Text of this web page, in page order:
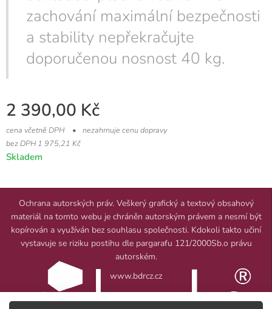
zachování maximální bezpečnosti
a stability nepřekračujte
doporučenou nosnost 40 kg.
2 390,00 Kč
cena včetně DPH
nezahrnuje cenu dopravy
bez DPH 1 975,21 Kč
Skladem
Ochrana autorských práv. Veškerý grafický a textový obsahový
materiál na tomto webu je chráněn autorským právem a nesmí být
kopírován a využíván bez souhlasu společnosti. Kdokoli takto učiní
vystavuje se riziku postihu dle pargarafu 121/2000Sb.o právu
autorském.
www.bdrcz.cz